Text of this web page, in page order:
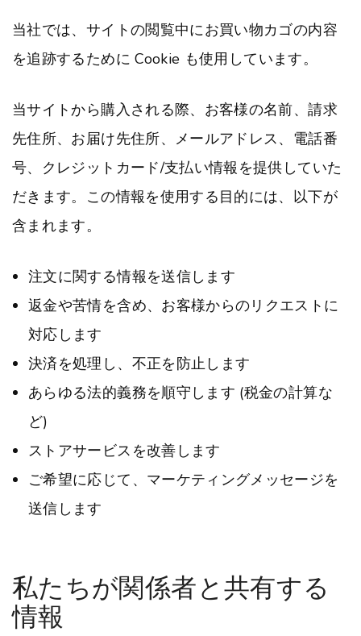
当社では、サイトの閲覧中にお買い物カゴの内容
を追跡するために Cookie も使用しています。
当サイトから購入される際、お客様の名前、請求
先住所、お届け先住所、メールアドレス、電話番
号、クレジットカード/支払い情報を提供していた
だきます。この情報を使用する目的には、以下が
含まれます。
注文に関する情報を送信します
返金や苦情を含め、お客様からのリクエストに
対応します
決済を処理し、不正を防止します
あらゆる法的義務を順守します (税金の計算な
ど)
ストアサービスを改善します
ご希望に応じて、マーケティングメッセージを
送信します
私たちが関係者と共有する
情報